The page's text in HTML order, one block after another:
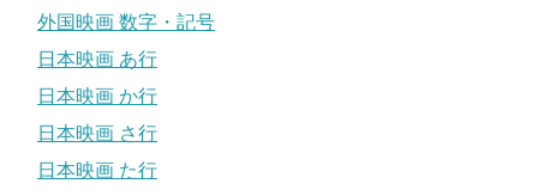
外国映画 数字・記号
日本映画 あ行
日本映画 か行
日本映画 さ行
日本映画 た行